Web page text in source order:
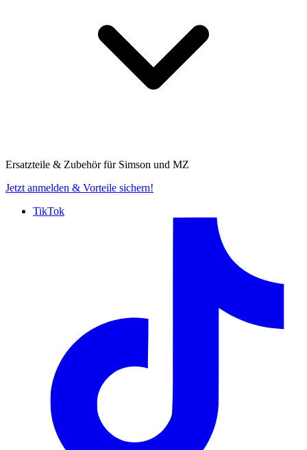
Ersatzteile & Zubehör für Simson und MZ
Jetzt anmelden & Vorteile sichern!
TikTok